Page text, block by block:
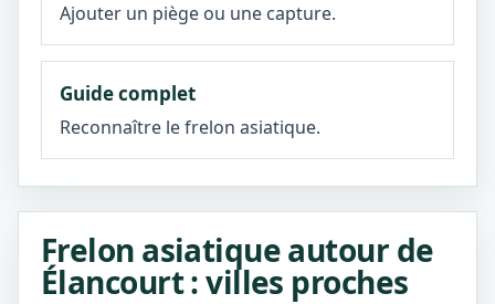
Ajouter un piège ou une capture.
Guide complet
Reconnaître le frelon asiatique.
Frelon asiatique autour de
Élancourt : villes proches